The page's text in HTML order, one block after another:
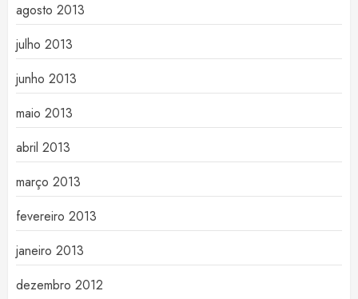
agosto 2013
julho 2013
junho 2013
maio 2013
abril 2013
março 2013
fevereiro 2013
janeiro 2013
dezembro 2012